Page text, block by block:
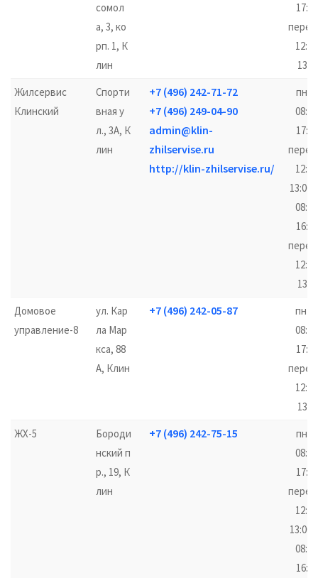
сомол
а, 3, ко
рп. 1, К
лин
Жилсервис
Клинский
Спорти
вная у
л., 3А, К
лин
+7 (496) 242-71-72
+7 (496) 249-04-90
admin@klin-
zhilservise.ru
http://klin-zhilservise.ru/
пн-
13:00,
Домовое
управление-8
ул. Кар
ла Мар
кса, 88
А, Клин
+7 (496) 242-05-87
пн-
ЖХ-5
Бороди
нский п
р., 19, К
лин
+7 (496) 242-75-15
пн-
13:00,